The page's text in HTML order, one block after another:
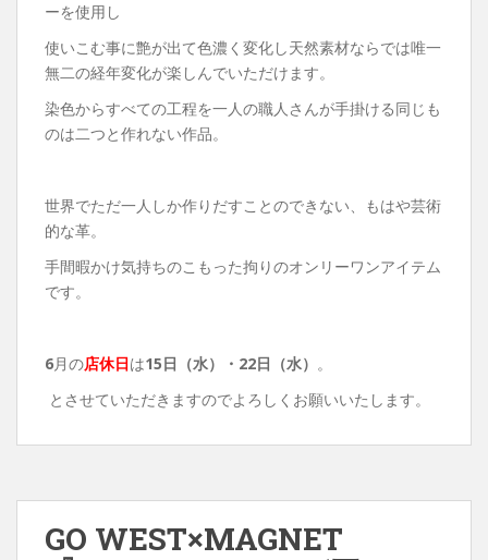
ーを使用し
使いこむ事に艶が出て色濃く変化し天然素材ならでは唯一
無二の経年変化が楽しんでいただけます。
染色からすべての工程を一人の職人さんが手掛ける同じも
のは二つと作れない作品。
世界でただ一人しか作りだすことのできない、もはや芸術
的な革。
手間暇かけ気持ちのこもった拘りのオンリーワンアイテム
です。
6月の店休日は15日（水）・22日（水） 。
とさせていただきますのでよろしくお願いいたします。
GO WEST×MAGNET